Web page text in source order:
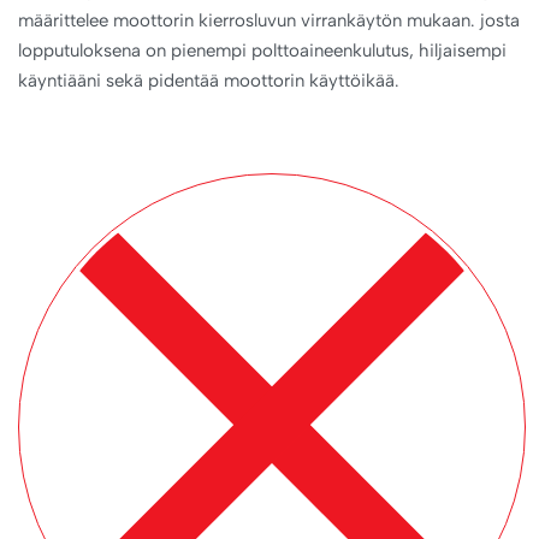
määrittelee moottorin kierrosluvun virrankäytön mukaan. josta
lopputuloksena on pienempi polttoaineenkulutus, hiljaisempi
käyntiääni sekä pidentää moottorin käyttöikää.